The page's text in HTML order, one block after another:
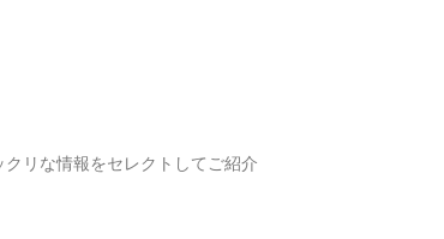
リな情報をセレクトしてご紹介